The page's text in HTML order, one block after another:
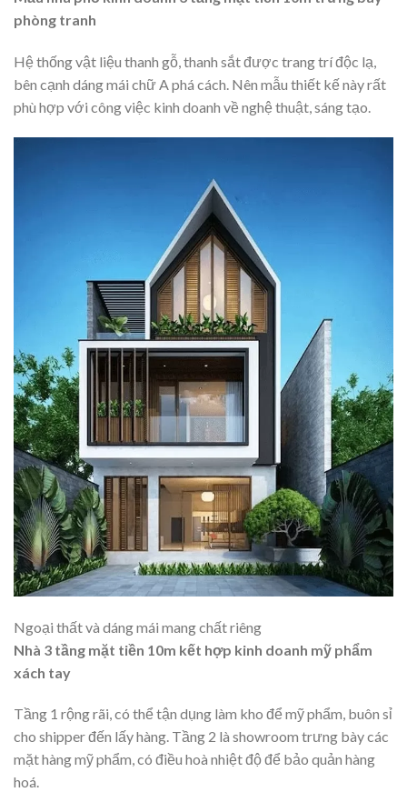
phòng tranh
Hệ thống vật liệu thanh gỗ, thanh sắt được trang trí độc lạ,
bên cạnh dáng mái chữ A phá cách. Nên mẫu thiết kế này rất
phù hợp với công việc kinh doanh về nghệ thuật, sáng tạo.
Ngoại thất và dáng mái mang chất riêng
Nhà 3 tầng mặt tiền 10m kết hợp kinh doanh mỹ phẩm
xách tay
Tầng 1 rộng rãi, có thể tận dụng làm kho để mỹ phẩm, buôn sỉ
cho shipper đến lấy hàng. Tầng 2 là showroom trưng bày các
mặt hàng mỹ phẩm, có điều hoà nhiệt độ để bảo quản hàng
hoá.